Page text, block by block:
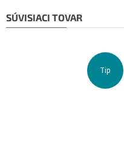
SÚVISIACI TOVAR
Tip